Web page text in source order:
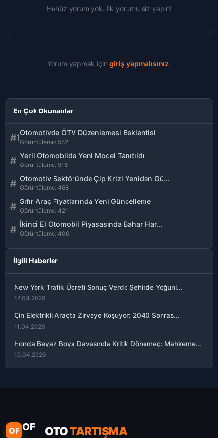
Henüz yorum yok. İlk yorumu siz yapın!
Yorum yapmak için giriş yapmalısınız.
En Çok Okunanlar
#1Otomotivde ÖTV Düzenlemesi Beklentisi
Görüntüleme: 552
# Yerli Otomobilde Yeni Model Tanıtıldı
Görüntüleme: 516
# Otomotiv Sektöründe Çip Krizi Yeniden Gü...
Görüntüleme: 468
# Sıfır Araç Fiyatlarında Yeni Güncelleme
Görüntüleme: 421
# İkinci El Otomobil Piyasasında Bahar Har...
Görüntüleme: 400
İlgili Haberler
New York Trafik Ücreti Sonuç Verdi: Şehirde Yoğunl...
12.04.2026
Çin Elektrikli Araçta Zirveye Koşuyor: 2040 Sonras...
11.04.2026
Honda Beyaz Boya Davasında Kritik Dönemeç: Mahkeme...
10.04.2026
OF OF OTOTARTIŞMA